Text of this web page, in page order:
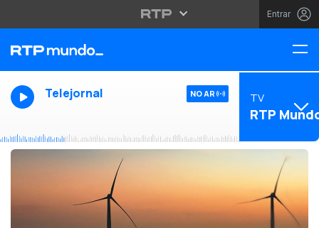
Entrar
Telejornal NO AR TV
RTP